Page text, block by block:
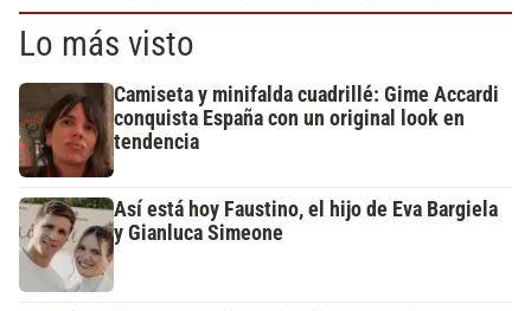
Lo más visto
Camiseta y minifalda cuadrillé: Gime Accardi
conquista España con un original look en
tendencia
Así está hoy Faustino, el hijo de Eva Bargiela
y Gianluca Simeone